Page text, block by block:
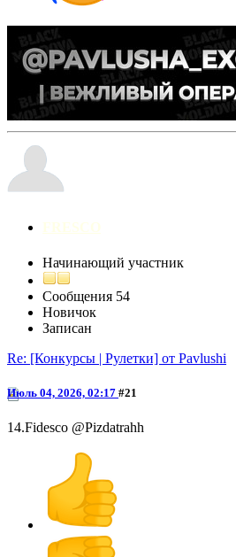
FRESCO
Начинающий участник
Сообщения 54
Новичок
Записан
Re: [Конкурсы | Рулетки] от Pavlushi
Июль 04, 2026, 02:17 #21
14.Fidesco @Pizdatrahh